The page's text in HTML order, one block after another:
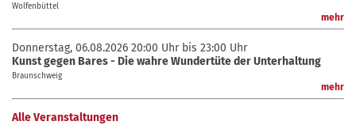
Wolfenbüttel
mehr
Donnerstag, 06.08.2026 20:00 Uhr bis 23:00 Uhr
Kunst gegen Bares - Die wahre Wundertüte der Unterhaltung
Braunschweig
mehr
Alle Veranstaltungen